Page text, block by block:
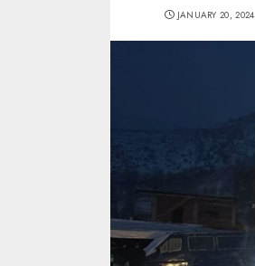
JANUARY 20, 2024